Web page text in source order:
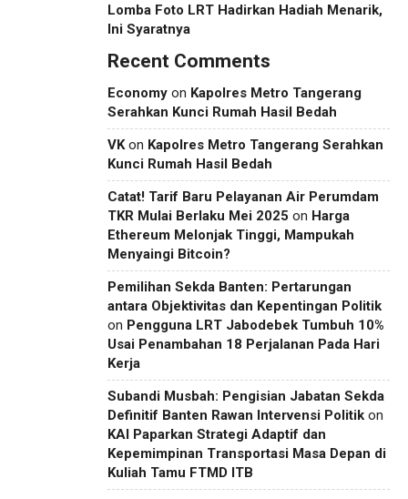
Lomba Foto LRT Hadirkan Hadiah Menarik,
Ini Syaratnya
Recent Comments
Economy on Kapolres Metro Tangerang
Serahkan Kunci Rumah Hasil Bedah
VKon Kapolres Metro Tangerang Serahkan
Kunci Rumah Hasil Bedah
Catat! Tarif Baru Pelayanan Air Perumdam
TKR Mulai Berlaku Mei 2025 on Harga
Ethereum Melonjak Tinggi, Mampukah
Menyaingi Bitcoin?
Pemilihan Sekda Banten: Pertarungan
antara Objektivitas dan Kepentingan Politik
on Pengguna LRT Jabodebek Tumbuh 10%
Usai Penambahan 18 Perjalanan Pada Hari
Kerja
Subandi Musbah: Pengisian Jabatan Sekda
Definitif Banten Rawan Intervensi Politik on
KAI Paparkan Strategi Adaptif dan
Kepemimpinan Transportasi Masa Depan di
Kuliah Tamu FTMD ITB